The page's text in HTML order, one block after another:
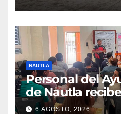
NAUTLA
Personal del
de Nautla
en atención a
6 AGOSTO, 2026